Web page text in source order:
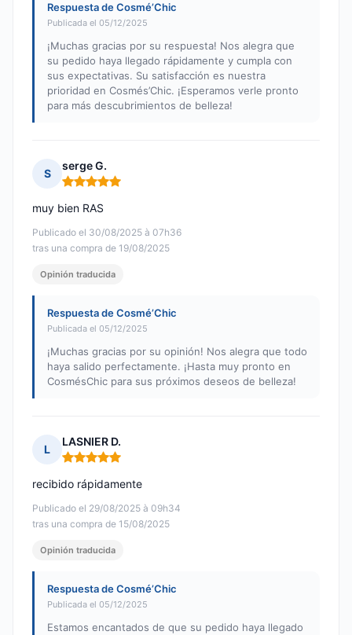
Respuesta de Cosmé’Chic
Publicada el 05/12/2025
¡Muchas gracias por su respuesta! Nos alegra que
su pedido haya llegado rápidamente y cumpla con
sus expectativas. Su satisfacción es nuestra
prioridad en Cosmés’Chic. ¡Esperamos verle pronto
para más descubrimientos de belleza!
S
serge G.
Nota: 5 de 5
Publicado el 30/08/2025 à 07h36
tras una compra de 19/08/2025
muy bien RAS
Opinión traducida
Respuesta de Cosmé’Chic
Publicada el 05/12/2025
¡Muchas gracias por su opinión! Nos alegra que todo
haya salido perfectamente. ¡Hasta muy pronto en
CosmésChic para sus próximos deseos de belleza!
L
LASNIER D.
Nota: 5 de 5
Publicado el 29/08/2025 à 09h34
tras una compra de 15/08/2025
recibido rápidamente
Opinión traducida
Respuesta de Cosmé’Chic
Publicada el 05/12/2025
Estamos encantados de que su pedido haya llegado